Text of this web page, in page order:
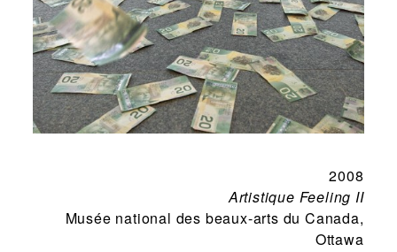
2008
Artistique Feeling II
Musée national des beaux-arts du Canada,
Ottawa